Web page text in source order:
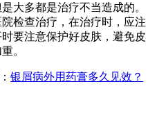
大多都是治疗不当造成的。
检查治疗，在治疗时，应注
要注意保护好皮肤，避免皮
。
银屑病外用药膏多久见效？